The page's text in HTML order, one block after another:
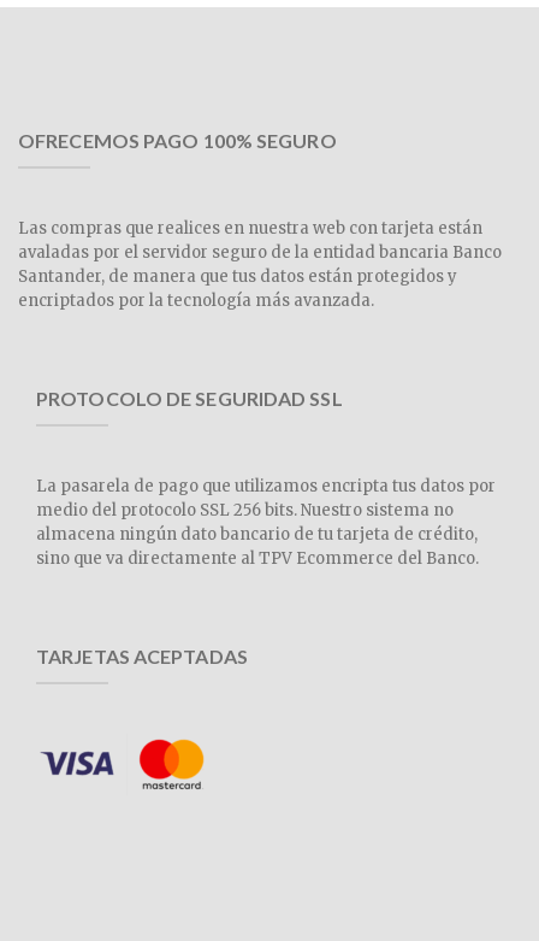
OFRECEMOS PAGO 100% SEGURO
Las compras que realices en nuestra web con tarjeta están
avaladas por el servidor seguro de la entidad bancaria Banco
Santander, de manera que tus datos están protegidos y
encriptados por la tecnología más avanzada.
PROTOCOLO DE SEGURIDAD SSL
La pasarela de pago que utilizamos encripta tus datos por
medio del protocolo SSL 256 bits. Nuestro sistema no
almacena ningún dato bancario de tu tarjeta de crédito,
sino que va directamente al TPV Ecommerce del Banco.
TARJETAS ACEPTADAS